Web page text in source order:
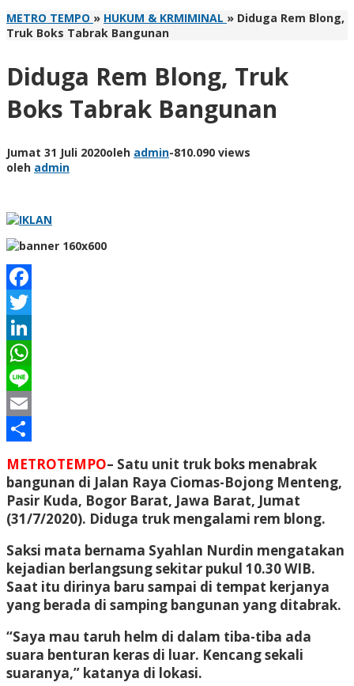
METRO TEMPO » HUKUM & KRMIMINAL » Diduga Rem Blong,
Truk Boks Tabrak Bangunan
Diduga Rem Blong, Truk
Boks Tabrak Bangunan
Jumat 31 Juli 2020oleh admin-810.090 views
oleh admin
Facebook
Twitter
LinkedIn
WhatsApp
Line
Email
METROTEMPO– Satu unit truk boks menabrak
bangunan di Jalan Raya Ciomas-Bojong Menteng,
Pasir Kuda, Bogor Barat, Jawa Barat, Jumat
(31/7/2020). Diduga truk mengalami rem blong.
Saksi mata bernama Syahlan Nurdin mengatakan
kejadian berlangsung sekitar pukul 10.30 WIB.
Saat itu dirinya baru sampai di tempat kerjanya
yang berada di samping bangunan yang ditabrak.
“Saya mau taruh helm di dalam tiba-tiba ada
suara benturan keras di luar. Kencang sekali
suaranya,” katanya di lokasi.